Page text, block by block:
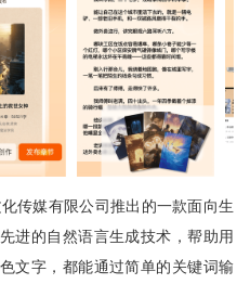
传媒有限公司推出的一款面向生
进的自然语言生成技术，帮助用
文字，都能通过简单的关键词输